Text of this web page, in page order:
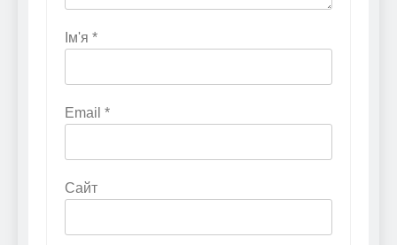
Ім'я *
Email *
Сайт